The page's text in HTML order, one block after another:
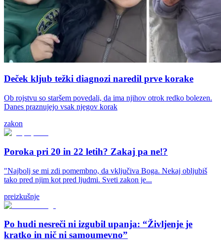
Deček kljub težki diagnozi naredil prve korake
Ob rojstvu so staršem povedali, da ima njihov otrok redko bolezen.
Danes praznujejo vsak njegov korak
zakon
Poroka pri 20 in 22 letih? Zakaj pa ne!?
"Najbolj se mi zdi pomembno, da vključiva Boga. Nekaj obljubiš
tako pred njim kot pred ljudmi. Sveti zakon je...
preizkušnje
Po hudi nesreči ni izgubil upanja: “Življenje je
kratko in nič ni samoumevno”